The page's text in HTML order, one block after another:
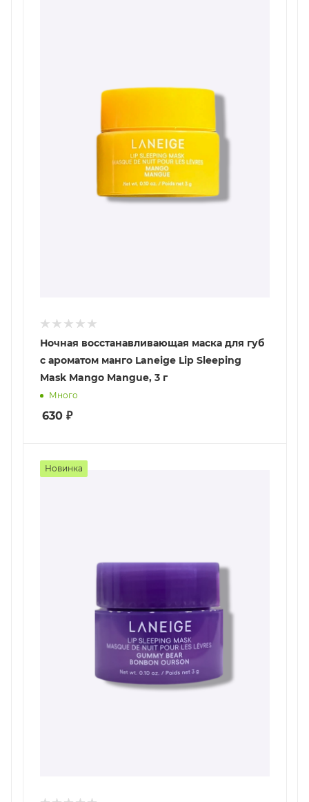
Ночная восстанавливающая маска для губ
с ароматом манго Laneige Lip Sleeping
Mask Mango Mangue, 3 г
Много
630 ₽
Новинка